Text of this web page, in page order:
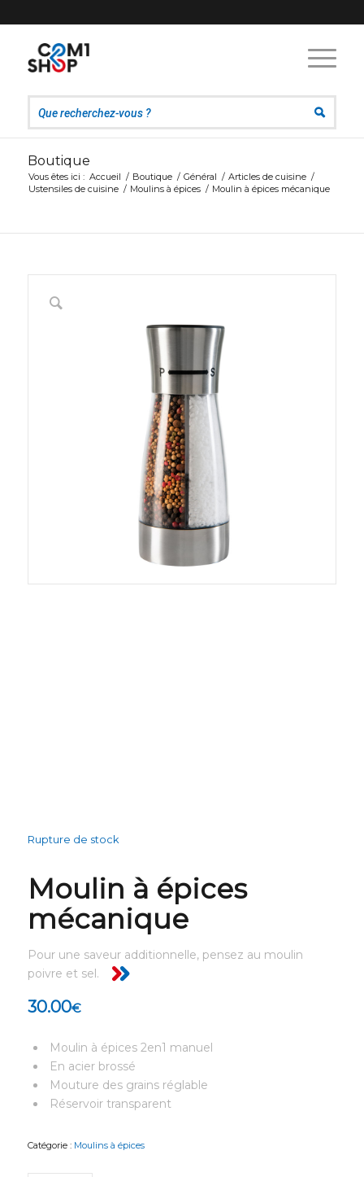
Boutique
Vous êtes ici : Accueil / Boutique / Général / Articles de cuisine /
Ustensiles de cuisine / Moulins à épices / Moulin à épices mécanique
Rupture de stock
Moulin à épices
mécanique
Pour une saveur additionnelle, pensez au moulin
poivre et sel.
30.00€
Moulin à épices 2en1 manuel
En acier brossé
Mouture des grains réglable
Réservoir transparent
Catégorie : Moulins à épices